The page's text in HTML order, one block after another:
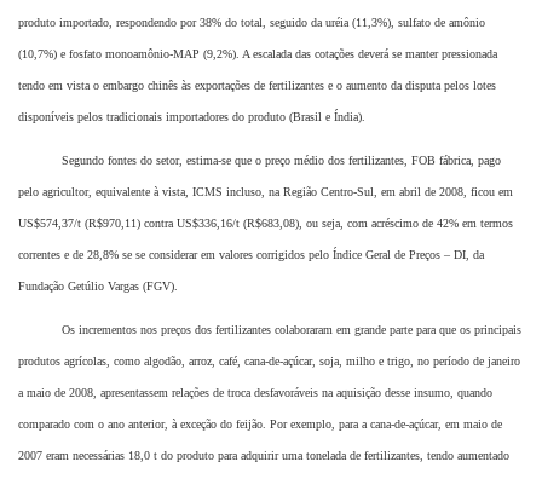
produto importado, respondendo por 38% do total, seguido da uréia (11,3%), sulfato de amônio
(10,7%) e fosfato monoamônio-MAP (9,2%). A escalada das cotações deverá se manter pressionada
tendo em vista o embargo chinês às exportações de fertilizantes e o aumento da disputa pelos lotes
disponíveis pelos tradicionais importadores do produto (Brasil e Índia).
Segundo fontes do setor, estima-se que o preço médio dos fertilizantes, FOB fábrica, pago
pelo agricultor, equivalente à vista, ICMS incluso, na Região Centro-Sul, em abril de 2008, ficou em
US$574,37/t (R$970,11) contra US$336,16/t (R$683,08), ou seja, com acréscimo de 42% em termos
correntes e de 28,8% se se considerar em valores corrigidos pelo Índice Geral de Preços – DI, da
Fundação Getúlio Vargas (FGV).
Os incrementos nos preços dos fertilizantes colaboraram em grande parte para que os principais
produtos agrícolas, como algodão, arroz, café, cana-de-açúcar, soja, milho e trigo, no período de janeiro
a maio de 2008, apresentassem relações de troca desfavoráveis na aquisição desse insumo, quando
comparado com o ano anterior, à exceção do feijão. Por exemplo, para a cana-de-açúcar, em maio de
2007 eram necessárias 18,0 t do produto para adquirir uma tonelada de fertilizantes, tendo aumentado